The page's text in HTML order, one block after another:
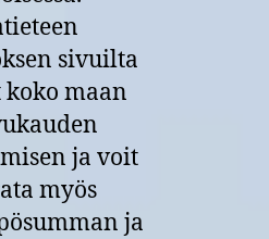
sivuilta
koko maan
ja voit
myös
ja